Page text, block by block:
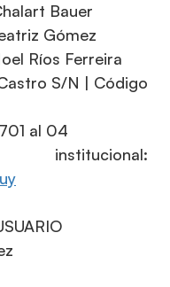
Bauer
Gómez
Ríos Ferreira
S/N | Código
al 04